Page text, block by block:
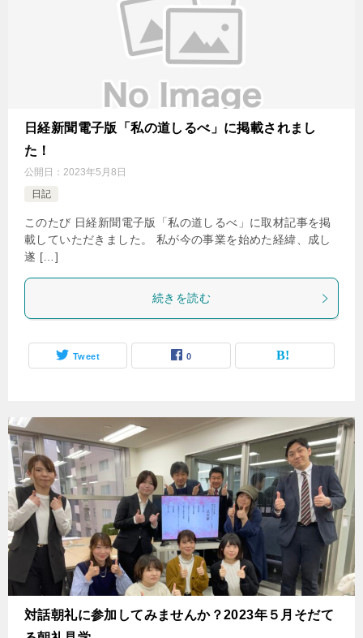
日経新聞電子版「私の道しるべ」に掲載されまし
た！
公開日： 2023年5月8日
日記
このたび 日経新聞電子版「私の道しるべ」に取材記事を掲
載していただきました。 私が今の事業を始めた経緯、成し
遂 […]
続きを読む
Tweet 0
対話朝礼に参加してみませんか？2023年５月そだて